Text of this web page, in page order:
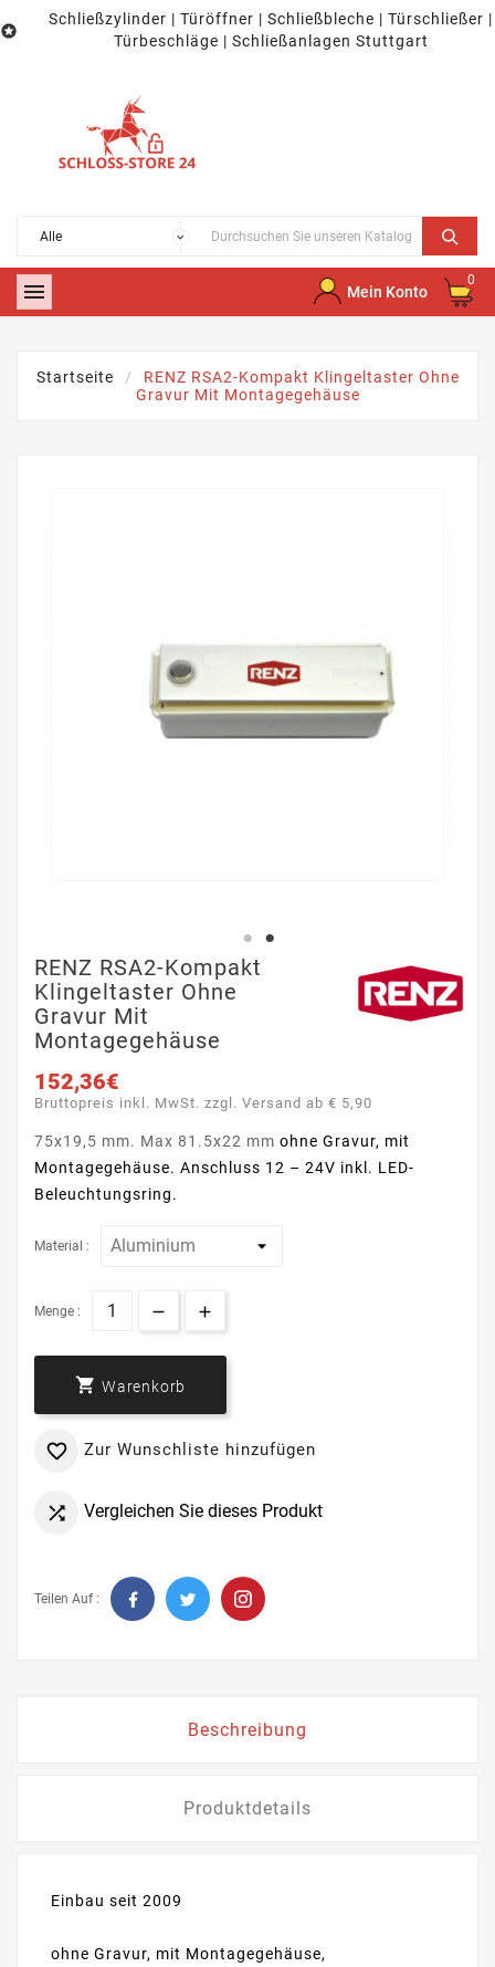

Schließzylinder | Türöffner | Schließbleche | Türschließer |
Türbeschläge | Schließanlagen Stuttgart
 Mein Konto
0
Startseite
RENZ RSA2-Kompakt Klingeltaster Ohne
Gravur Mit Montagegehäuse
RENZ RSA2-Kompakt
Klingeltaster Ohne
Gravur Mit
Montagegehäuse
152,36€
Bruttopreis inkl. MwSt. zzgl. Versand ab € 5,90
75x19,5 mm. Max 81.5x22 mm ohne Gravur, mit
Montagegehäuse. Anschluss 12 – 24V inkl. LED-
Beleuchtungsring.
Material :
Menge :
 Warenkorb
 Zur Wunschliste hinzufügen
 Vergleichen Sie dieses Produkt
Teilen Auf :
Beschreibung
Produktdetails
Einbau seit 2009
ohne Gravur, mit Montagegehäuse,